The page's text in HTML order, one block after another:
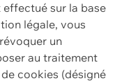
sur la base
légale, vous
un
au traitement
cookies (désigné